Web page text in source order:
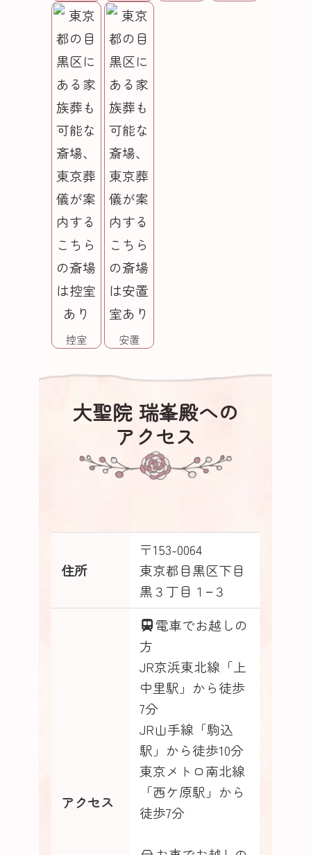
控室 安置
大聖院 瑞峯殿への
アクセス
住所
〒153-0064
東京都目黒区下目
黒３丁目１−３
アクセス
電車でお越しの
方
JR京浜東北線「上
中里駅」から徒歩
7分
JR山手線「駒込
駅」から徒歩10分
東京メトロ南北線
「西ケ原駅」から
徒歩7分